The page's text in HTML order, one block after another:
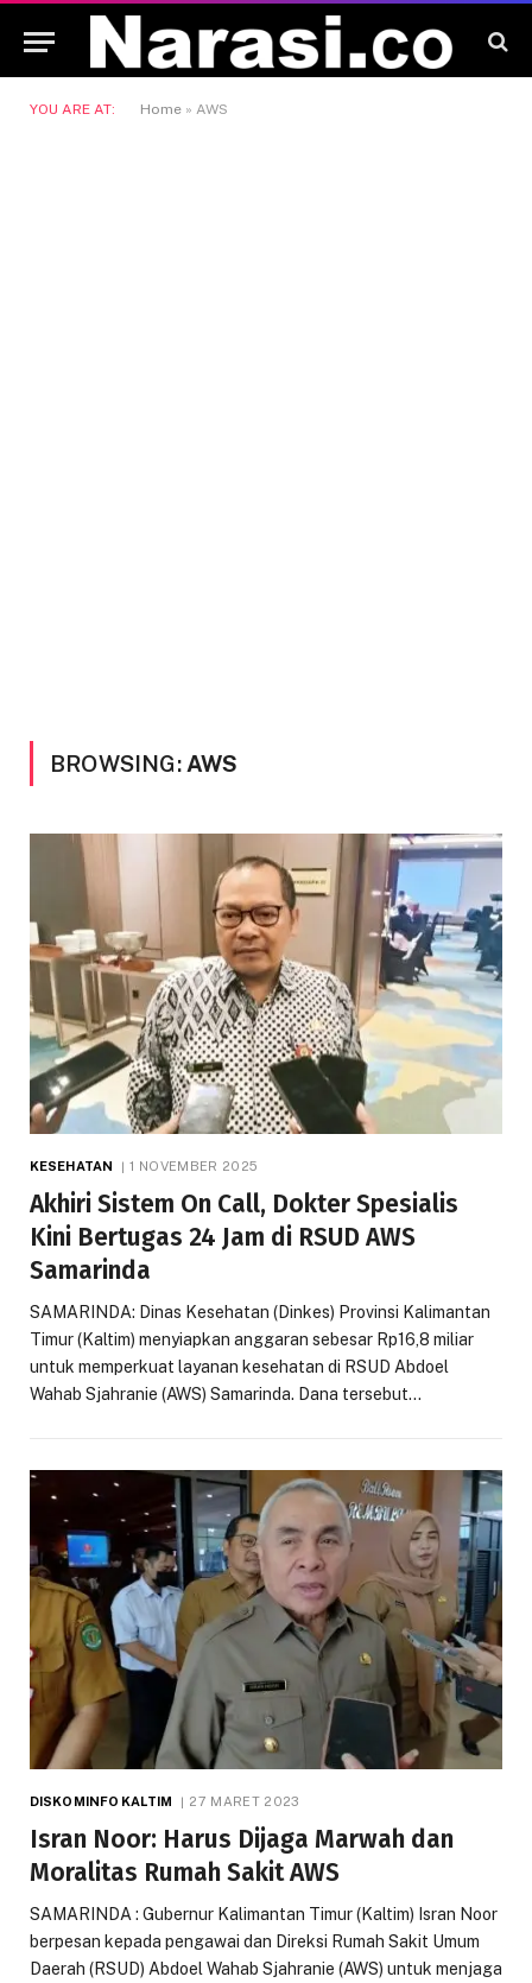
YOU ARE AT: Home » AWS
BROWSING: AWS
KESEHATAN 1 NOVEMBER 2025
Akhiri Sistem On Call, Dokter Spesialis
Kini Bertugas 24 Jam di RSUD AWS
Samarinda
SAMARINDA: Dinas Kesehatan (Dinkes) Provinsi Kalimantan
Timur (Kaltim) menyiapkan anggaran sebesar Rp16,8 miliar
untuk memperkuat layanan kesehatan di RSUD Abdoel
Wahab Sjahranie (AWS) Samarinda. Dana tersebut…
DISKOMINFO KALTIM 27 MARET 2023
Isran Noor: Harus Dijaga Marwah dan
Moralitas Rumah Sakit AWS
SAMARINDA : Gubernur Kalimantan Timur (Kaltim) Isran Noor
berpesan kepada pengawai dan Direksi Rumah Sakit Umum
Daerah (RSUD) Abdoel Wahab Sjahranie (AWS) untuk menjaga